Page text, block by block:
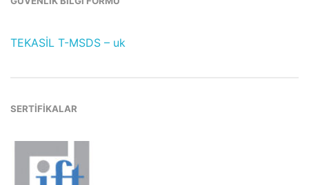
TEKASİL T-MSDS – uk
SERTİFİKALAR